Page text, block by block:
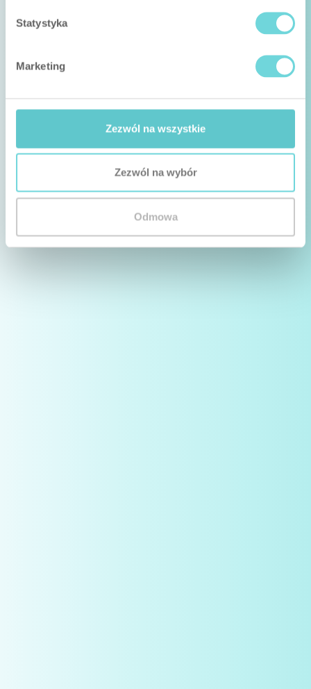
Statystyka
Marketing
Zezwól na wszystkie
Zezwól na wybór
Odmowa